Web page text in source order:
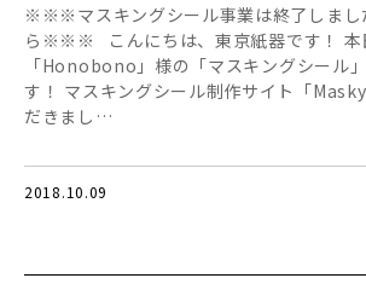
※※※マスキングシール事業は終了しまし
ら※※※ こんにちは、東京紙器です！ 本
「Honobono」様の「マスキングシール
す！ マスキングシール制作サイト「
だきまし…
2018.10.09